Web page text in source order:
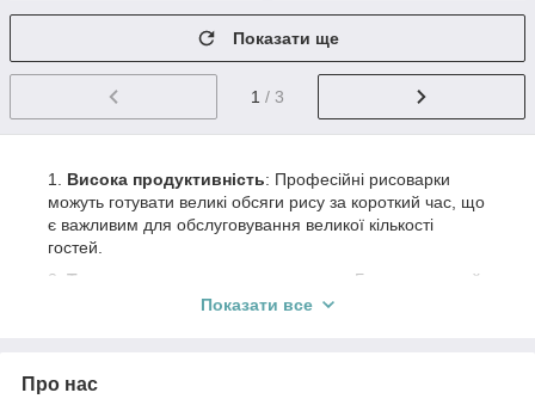
Показати ще
1 / 3
Висока продуктивність: Професійні рисоварки
можуть готувати великі обсяги рису за короткий час, що
є важливим для обслуговування великої кількості
гостей.
Точне регулювання температури
: Багато моделей
мають автоматичні системи контролю температури та
якісних матеріалів, що робить їх стійкими до частого
Показати все
Про нас